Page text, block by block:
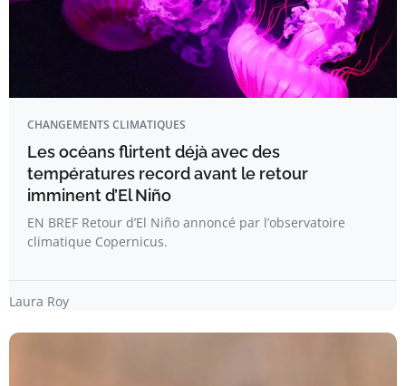
CHANGEMENTS CLIMATIQUES
Les océans flirtent déjà avec des
températures record avant le retour
imminent d’El Niño
EN BREF Retour d’El Niño annoncé par l’observatoire
climatique Copernicus.
Laura Roy